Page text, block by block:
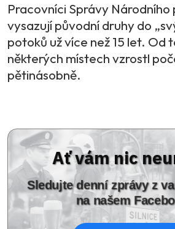
Pracovníci Správy Národního
vysazují původní druhy do
potoků už více než 15 let. Od
některých místech vzrostl
pětinásobně.
Ať vám nic
Sledujte denní zprávy z
na našem